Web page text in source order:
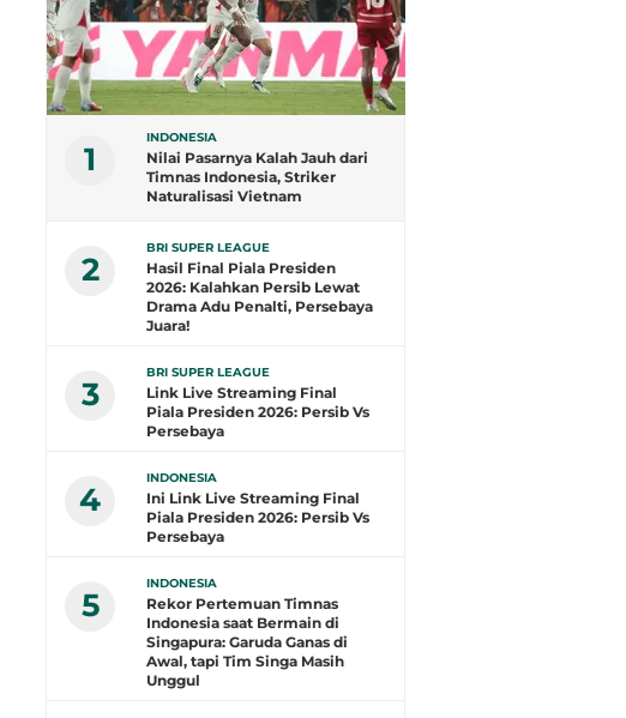
1
INDONESIA
Nilai Pasarnya Kalah Jauh dari
Timnas Indonesia, Striker
Naturalisasi Vietnam
2
BRI SUPER LEAGUE
Hasil Final Piala Presiden
2026: Kalahkan Persib Lewat
Drama Adu Penalti, Persebaya
Juara!
3
BRI SUPER LEAGUE
Link Live Streaming Final
Piala Presiden 2026: Persib Vs
Persebaya
4
INDONESIA
Ini Link Live Streaming Final
Piala Presiden 2026: Persib Vs
Persebaya
5
INDONESIA
Rekor Pertemuan Timnas
Indonesia saat Bermain di
Singapura: Garuda Ganas di
Awal, tapi Tim Singa Masih
Unggul